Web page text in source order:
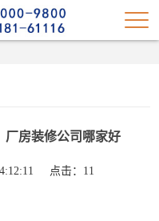
厂房装修公司哪家好
点击： 11